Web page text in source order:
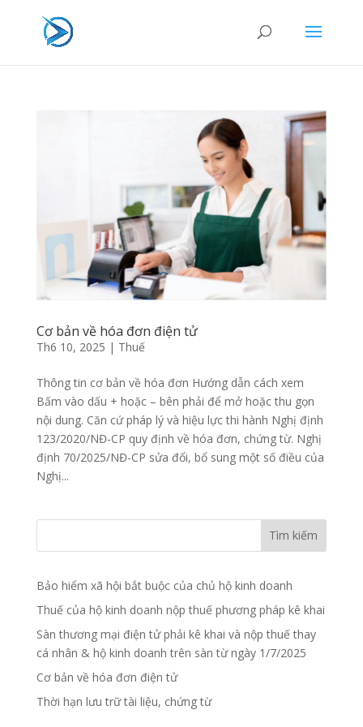
Cơ bản về hóa đơn điện tử
Th6 10, 2025 | Thuế
Thông tin cơ bản về hóa đơn Hướng dẫn cách xem
Bấm vào dấu + hoặc – bên phải để mở hoặc thu gọn
nội dung. Căn cứ pháp lý và hiệu lực thi hành Nghị định
123/2020/NĐ-CP quy định về hóa đơn, chứng từ. Nghị
định 70/2025/NĐ-CP sửa đổi, bổ sung một số điều của
Nghị...
Tìm kiếm
Bảo hiểm xã hội bắt buộc của chủ hộ kinh doanh
Thuế của hộ kinh doanh nộp thuế phương pháp kê khai
Sàn thương mại điện tử phải kê khai và nộp thuế thay
cá nhân & hộ kinh doanh trên sàn từ ngày 1/7/2025
Cơ bản về hóa đơn điện tử
Thời hạn lưu trữ tài liệu, chứng từ